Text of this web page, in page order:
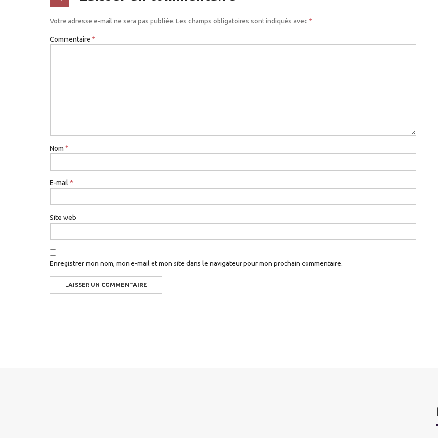
Votre adresse e-mail ne sera pas publiée. Les champs obligatoires sont indiqués avec *
Commentaire *
Nom *
E-mail *
Site web
Enregistrer mon nom, mon e-mail et mon site dans le navigateur pour mon prochain commentaire.